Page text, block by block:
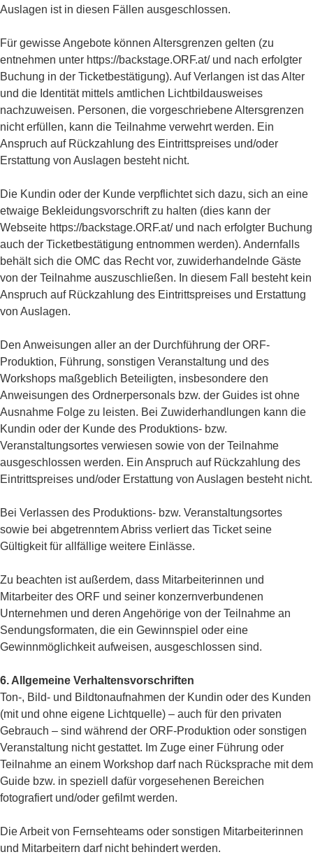
Auslagen ist in diesen Fällen ausgeschlossen.
Für gewisse Angebote können Altersgrenzen gelten (zu
entnehmen unter https://backstage.ORF.at/ und nach erfolgter
Buchung in der Ticketbestätigung). Auf Verlangen ist das Alter
und die Identität mittels amtlichen Lichtbildausweises
nachzuweisen. Personen, die vorgeschriebene Altersgrenzen
nicht erfüllen, kann die Teilnahme verwehrt werden. Ein
Anspruch auf Rückzahlung des Eintrittspreises und/oder
Erstattung von Auslagen besteht nicht.
Die Kundin oder der Kunde verpflichtet sich dazu, sich an eine
etwaige Bekleidungsvorschrift zu halten (dies kann der
Webseite https://backstage.ORF.at/ und nach erfolgter Buchung
auch der Ticketbestätigung entnommen werden). Andernfalls
behält sich die OMC das Recht vor, zuwiderhandelnde Gäste
von der Teilnahme auszuschließen. In diesem Fall besteht kein
Anspruch auf Rückzahlung des Eintrittspreises und Erstattung
von Auslagen.
Den Anweisungen aller an der Durchführung der ORF-
Produktion, Führung, sonstigen Veranstaltung und des
Workshops maßgeblich Beteiligten, insbesondere den
Anweisungen des Ordnerpersonals bzw. der Guides ist ohne
Ausnahme Folge zu leisten. Bei Zuwiderhandlungen kann die
Kundin oder der Kunde des Produktions- bzw.
Veranstaltungsortes verwiesen sowie von der Teilnahme
ausgeschlossen werden. Ein Anspruch auf Rückzahlung des
Eintrittspreises und/oder Erstattung von Auslagen besteht nicht.
Bei Verlassen des Produktions- bzw. Veranstaltungsortes
sowie bei abgetrenntem Abriss verliert das Ticket seine
Gültigkeit für allfällige weitere Einlässe.
Zu beachten ist außerdem, dass Mitarbeiterinnen und
Mitarbeiter des ORF und seiner konzernverbundenen
Unternehmen und deren Angehörige von der Teilnahme an
Sendungsformaten, die ein Gewinnspiel oder eine
Gewinnmöglichkeit aufweisen, ausgeschlossen sind.
6. Allgemeine Verhaltensvorschriften
Ton-, Bild- und Bildtonaufnahmen der Kundin oder des Kunden
(mit und ohne eigene Lichtquelle) – auch für den privaten
Gebrauch – sind während der ORF-Produktion oder sonstigen
Veranstaltung nicht gestattet. Im Zuge einer Führung oder
Teilnahme an einem Workshop darf nach Rücksprache mit dem
Guide bzw. in speziell dafür vorgesehenen Bereichen
fotografiert und/oder gefilmt werden.
Die Arbeit von Fernsehteams oder sonstigen Mitarbeiterinnen
und Mitarbeitern darf nicht behindert werden.